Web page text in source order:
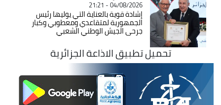
04/08/2026 - 21:21
إشادة قوية بالعناية التي يوليها رئيس
الجمهورية لمتقاعدي ومعطوبي وكبار
جرحى الجيش الوطني الشعبي
تحميل تطبيق الاذاعة الجزائرية